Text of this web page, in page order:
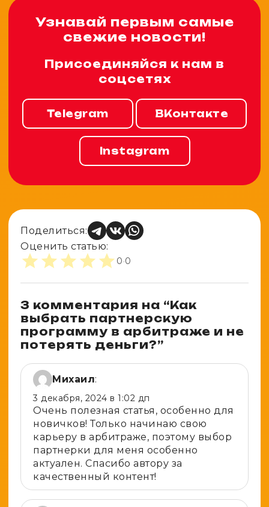
Узнавай первым самые
свежие новости!
Присоединяйся к нам в
соцсетях
Telegram ВКонтакте
Instagram
Поделиться:
Оценить статью:
0·0
3 комментария на “Как
выбрать партнерскую
программу в арбитраже и не
потерять деньги?”
Михаил:
3 декабря, 2024 в 1:02 дп
Очень полезная статья, особенно для
новичков! Только начинаю свою
карьеру в арбитраже, поэтому выбор
партнерки для меня особенно
актуален. Спасибо автору за
качественный контент!